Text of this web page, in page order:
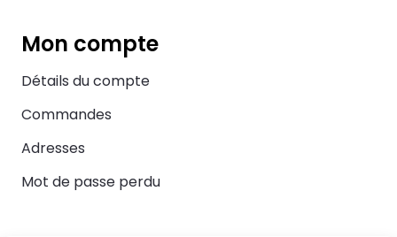
Mon compte
Détails du compte
Commandes
Adresses
Mot de passe perdu